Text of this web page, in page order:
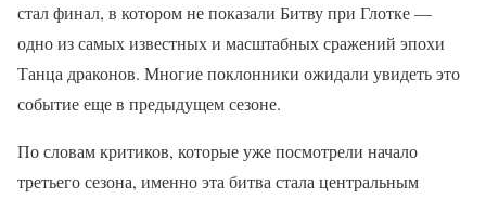
стал финал, в котором не показали Битву при Глотке —
одно из самых известных и масштабных сражений эпохи
Танца драконов. Многие поклонники ожидали увидеть это
событие еще в предыдущем сезоне.
По словам критиков, которые уже посмотрели начало
третьего сезона, именно эта битва стала центральным